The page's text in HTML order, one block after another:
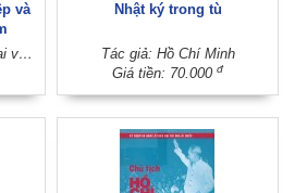
và
Tác giả: Phòng Thương mại và Doanh nghiệp Việt Nam
Nhật ký trong tù
Tác giả: Hồ Chí Minh
Giá tiền: 70.000 đ